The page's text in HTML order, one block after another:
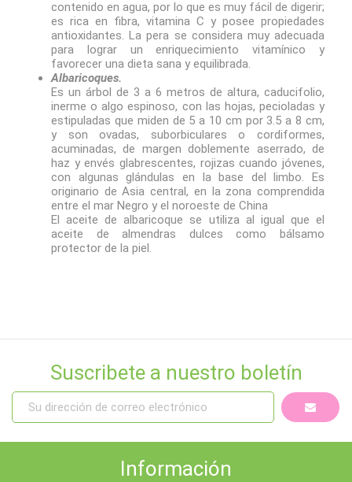
contenido en agua, por lo que es muy fácil de digerir;
es rica en fibra, vitamina C y posee propiedades
antioxidantes. ​La pera se considera muy adecuada
para lograr un enriquecimiento vitamínico y
favorecer una dieta sana y equilibrada.
Albaricoques.
Es un árbol de 3 a 6 metros de altura, caducifolio,
inerme o algo espinoso, con las hojas, pecioladas y
estipuladas que miden de 5 a 10 cm por 3.5 a 8 cm,
y son ovadas, suborbiculares o cordiformes,
acuminadas, de margen doblemente aserrado, de
haz y envés glabrescentes, rojizas cuando jóvenes,
con algunas glándulas en la base del limbo. Es
originario de Asia central, en la zona comprendida
entre el mar Negro y el noroeste de China
El aceite de albaricoque se utiliza al igual que el
aceite de almendras dulces como bálsamo
protector de la piel.
Suscribete a nuestro boletín
Información